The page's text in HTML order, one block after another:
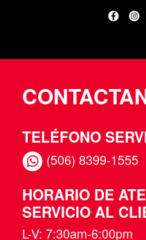
TELÉFONO
(506) 8399-1555
HORARIO DE
SERVICIO AL
L-V: 7:30am-6:00pm